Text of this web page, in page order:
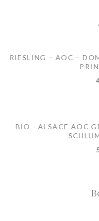
RIESLING – AOC –
BIO - ALSACE AOC